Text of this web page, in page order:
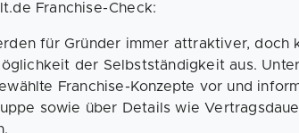
Franchise-Check:
für Gründer immer attraktiver, doch
der Selbstständigkeit aus.
Franchise-Konzepte vor und
sowie über Details wie